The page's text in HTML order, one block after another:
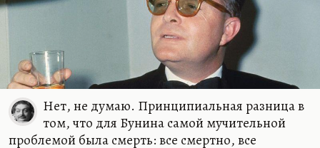
Нет, не думаю. Принципиальная разница в
том, что для Бунина самой мучительной
проблемой была смерть: все смертно, все